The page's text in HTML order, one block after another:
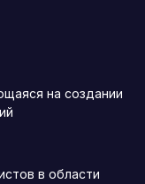
на создании
в области